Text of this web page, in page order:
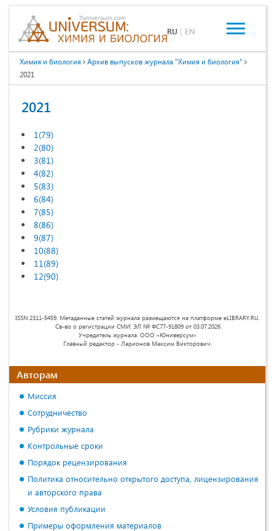
RU | EN
Химия и биология
Архив выпусков журнала "Химия и биология"
2021
2021
1(79)
2(80)
3(81)
4(82)
5(83)
6(84)
7(85)
8(86)
9(87)
10(88)
11(89)
12(90)
ISSN 2311-5459. Метаданные статей журнала размещаются на платформе eLIBRARY.RU.
Св-во о регистрации СМИ: ЭЛ № ФС77-91809 от 03.07.2026
Учредитель журнала: ООО «Юниверсум»
Главный редактор - Ларионов Максим Викторович.
Авторам
Миссия
Сотрудничество
Рубрики журнала
Контрольные сроки
Порядок рецензирования
Политика относительно открытого доступа, лицензирования
и авторского права
Условия публикации
Примеры оформления материалов